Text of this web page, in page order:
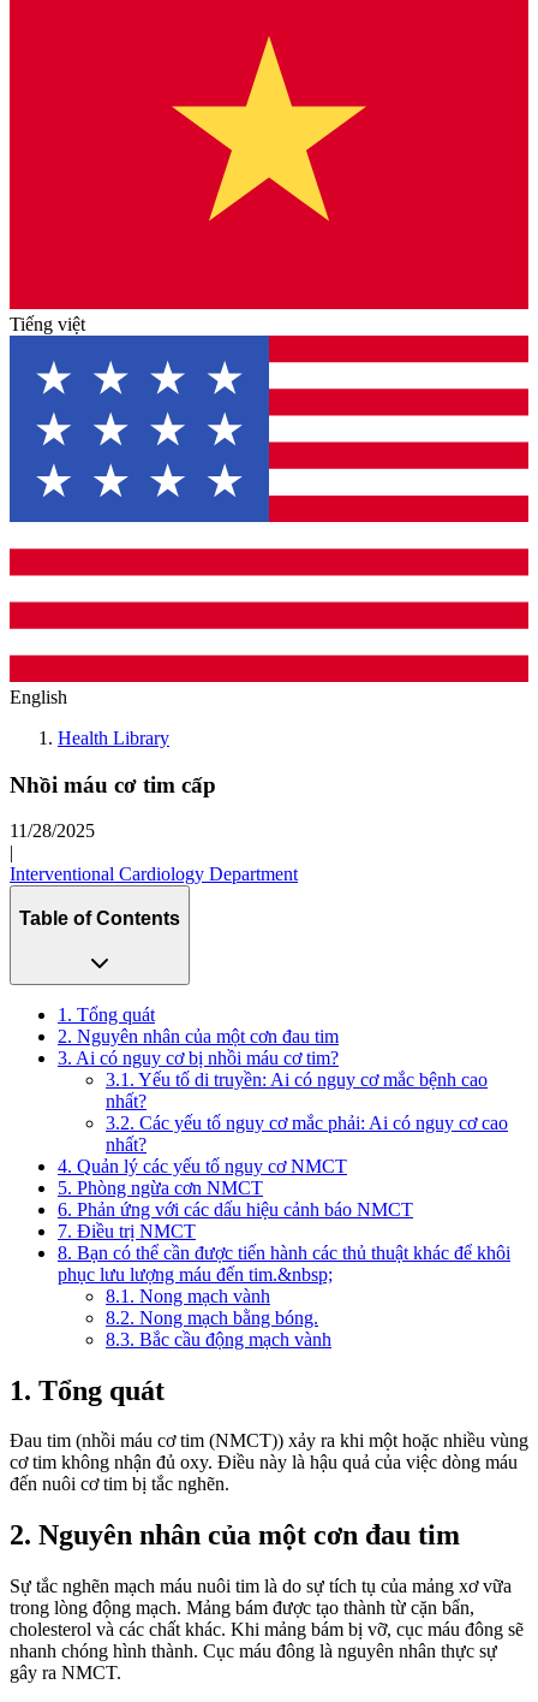
Tiếng việt
English
Health Library
Nhồi máu cơ tim cấp
11/28/2025
|
Interventional Cardiology Department
Table of Contents
1. Tổng quát
2. Nguyên nhân của một cơn đau tim
3. Ai có nguy cơ bị nhồi máu cơ tim?
3.1. Yếu tố di truyền: Ai có nguy cơ mắc bệnh cao
nhất?
3.2. Các yếu tố nguy cơ mắc phải: Ai có nguy cơ cao
nhất?
4. Quản lý các yếu tố nguy cơ NMCT
5. Phòng ngừa cơn NMCT
6. Phản ứng với các dấu hiệu cảnh báo NMCT
7. Điều trị NMCT
8. Bạn có thể cần được tiến hành các thủ thuật khác để khôi
phục lưu lượng máu đến tim.&nbsp;
8.1. Nong mạch vành
8.2. Nong mạch bằng bóng.
8.3. Bắc cầu động mạch vành
1. Tổng quát
Đau tim (nhồi máu cơ tim (NMCT)) xảy ra khi một hoặc nhiều vùng
cơ tim không nhận đủ oxy. Điều này là hậu quả của việc dòng máu
đến nuôi cơ tim bị tắc nghẽn.
2. Nguyên nhân của một cơn đau tim
Sự tắc nghẽn mạch máu nuôi tim là do sự tích tụ của mảng xơ vữa
trong lòng động mạch. Mảng bám được tạo thành từ cặn bẩn,
cholesterol và các chất khác. Khi mảng bám bị vỡ, cục máu đông sẽ
nhanh chóng hình thành. Cục máu đông là nguyên nhân thực sự
gây ra NMCT.